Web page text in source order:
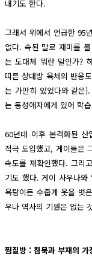
내기도 한다.
그래서 위에서 언급한 95
없다. 속된 말로 재미를
는 도대체 뭐란 말인가?
따른 상대방 육체의 반응
는 가만히 있었다와 같은
는 동성애자에게 있어 학
60년대 이후 본격화된 산
적극 도입했고, 게이들은
속도를 재확인했다. 그리
기도 했다. 게이 사우나
욕탕이든 수줍게 옷을 벗
우나 역사의 기원은 없는
찜질방 : 침묵과 부재의 가